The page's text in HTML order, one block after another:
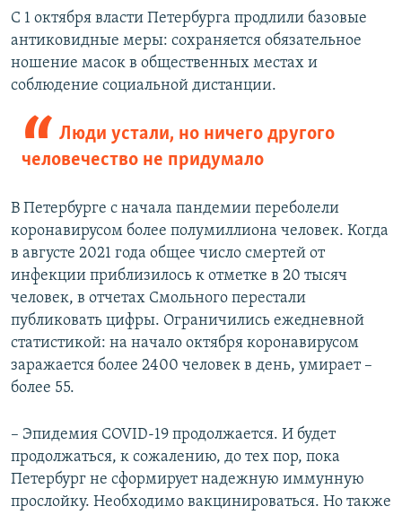
С 1 октября власти Петербурга продлили базовые
антиковидные меры: сохраняется обязательное
ношение масок в общественных местах и
соблюдение социальной дистанции.
Люди устали, но ничего другого
человечество не придумало
В Петербурге с начала пандемии переболели
коронавирусом более полумиллиона человек. Когда
в августе 2021 года общее число смертей от
инфекции приблизилось к отметке в 20 тысяч
человек, в отчетах Смольного перестали
публиковать цифры. Ограничились ежедневной
статистикой: на начало октября коронавирусом
заражается более 2400 человек в день, умирает –
более 55.
– Эпидемия COVID-19 продолжается. И будет
продолжаться, к сожалению, до тех пор, пока
Петербург не сформирует надежную иммунную
прослойку. Необходимо вакцинироваться. Но также